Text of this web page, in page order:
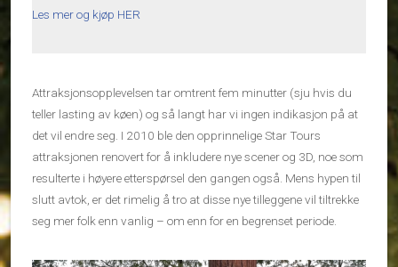
Les mer og kjøp HER
Attraksjonsopplevelsen tar omtrent fem minutter (sju hvis du
teller lasting av køen) og så langt har vi ingen indikasjon på at
det vil endre seg. I 2010 ble den opprinnelige Star Tours
attraksjonen renovert for å inkludere nye scener og 3D, noe som
resulterte i høyere etterspørsel den gangen også. Mens hypen til
slutt avtok, er det rimelig å tro at disse nye tilleggene vil tiltrekke
seg mer folk enn vanlig – om enn for en begrenset periode.